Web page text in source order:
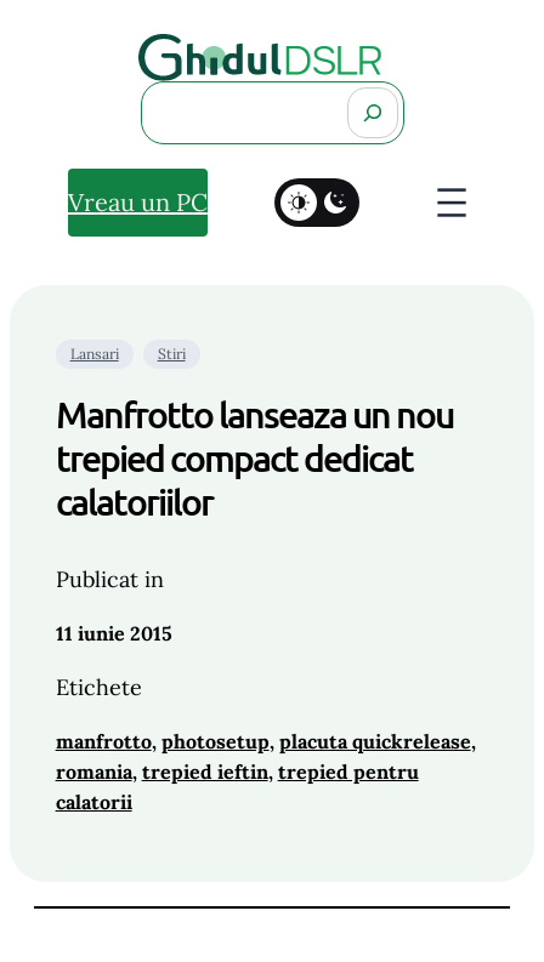
Search
Vreau un PC
Lansari Stiri
Manfrotto lanseaza un nou
trepied compact dedicat
calatoriilor
Publicat in
11 iunie 2015
Etichete
manfrotto, photosetup, placuta quickrelease ,
romania, trepied ieftin, trepied pentru
calatorii